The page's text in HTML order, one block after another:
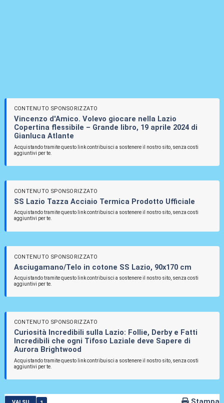
CONTENUTO SPONSORIZZATO
Vincenzo d'Amico. Volevo giocare nella Lazio
Copertina flessibile – Grande libro, 19 aprile 2024 di
Gianluca Atlante
Acquistando tramite questo link contribuisci a sostenere il nostro sito, senza costi
aggiuntivi per te.
CONTENUTO SPONSORIZZATO
SS Lazio Tazza Acciaio Termica Prodotto Ufficiale
Acquistando tramite questo link contribuisci a sostenere il nostro sito, senza costi
aggiuntivi per te.
CONTENUTO SPONSORIZZATO
Asciugamano/Telo in cotone SS Lazio, 90x170 cm
Acquistando tramite questo link contribuisci a sostenere il nostro sito, senza costi
aggiuntivi per te.
CONTENUTO SPONSORIZZATO
Curiosità Incredibili sulla Lazio: Follie, Derby e Fatti
Incredibili che ogni Tifoso Laziale deve Sapere di
Aurora Brightwood
Acquistando tramite questo link contribuisci a sostenere il nostro sito, senza costi
aggiuntivi per te.